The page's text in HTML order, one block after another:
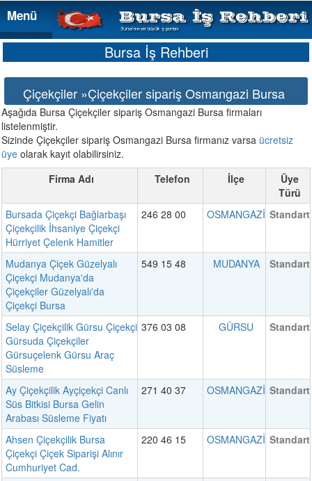
Menü
Menü
Bursa İş Rehberi
Çiçekçiler »Çiçekçiler sipariş Osmangazi Bursa
Aşağıda Bursa Çiçekçiler sipariş Osmangazi Bursa firmaları
listelenmiştir.
Sizinde Çiçekçiler sipariş Osmangazi Bursa firmanız varsa ücretsiz
üye olarak kayıt olabilirsiniz.
Firma Adı
Telefon İlçe
Üye
Türü
Bursada Çiçekçi Bağlarbaşı
Çiçekçilik İhsaniye Çiçekçi
Hürriyet Çelenk Hamitler
246 28 00 OSMANGAZİ Standart
Mudanya Çiçek Güzelyalı
Çiçekçi Mudanya'da
Çiçekçiler Güzelyalı'da
Çiçekçi Bursa
549 15 48 MUDANYA Standart
Selay Çiçekçilik Gürsu Çiçekçi
Gürsuda Çiçekçiler
Gürsuçelenk Gürsu Araç
Süsleme
376 03 08 GÜRSU Standart
Ay Çiçekçilik Ayçiçekçi Canlı
Süs Bitkisi Bursa Gelin
Arabası Süsleme Fiyatı
271 40 37 OSMANGAZİ Standart
Ahsen Çiçekçilik Bursa
Çiçekçi Çiçek Siparişi Alınır
Cumhuriyet Cad.
220 46 15 OSMANGAZİ Standart